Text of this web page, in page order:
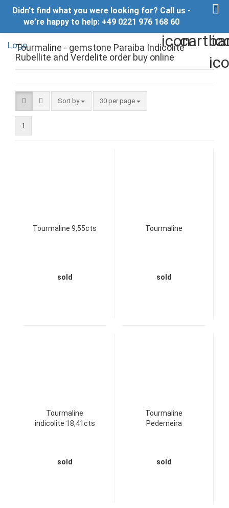
Didn't find what you were looking for? Call us -
we’re happy to help: +49 0221 976 168 60
Tourmaline - gemstone Paraiba Indicolite
Rubellite and Verdelite order buy online
Sort by
Sort by 30 per page
per page
1
Tourmaline 9,55cts
sold
Tourmaline
sold
Tourmaline
indicolite 18,41cts
sold
Tourmaline
Pederneira
sold